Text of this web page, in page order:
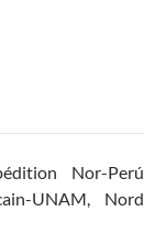
Nor-Perú
UNAM, Nord